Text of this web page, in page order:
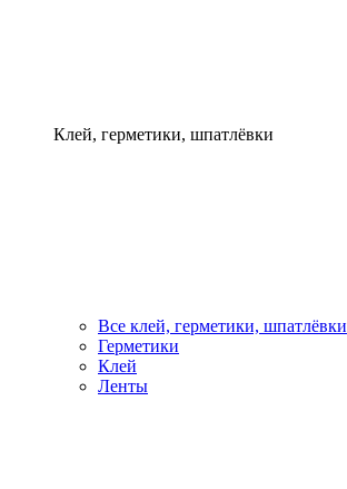
Клей, герметики, шпатлёвки
Все клей, герметики, шпатлёвки
Герметики
Клей
Ленты